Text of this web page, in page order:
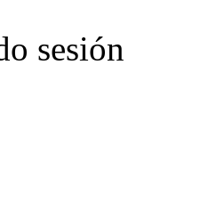
sesión